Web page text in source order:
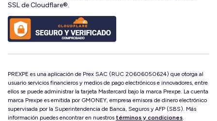
SSL de Cloudflare®.
PREXPE es una aplicación de Prex SAC (RUC 20606050624) que otorga al
usuario servicios financieros y medios de pago electrónicos e innovadores, entre
ellos se puede administrar la tarjeta Mastercard bajo la marca Prexpe. La cuenta
marca Prexpe es emitida por GMONEY, empresa emisora de dinero electrónico
supervisada por la Superintendencia de Banca, Seguros y AFP (SBS). Más
información puedes encontrar en nuestros términos y condiciones.